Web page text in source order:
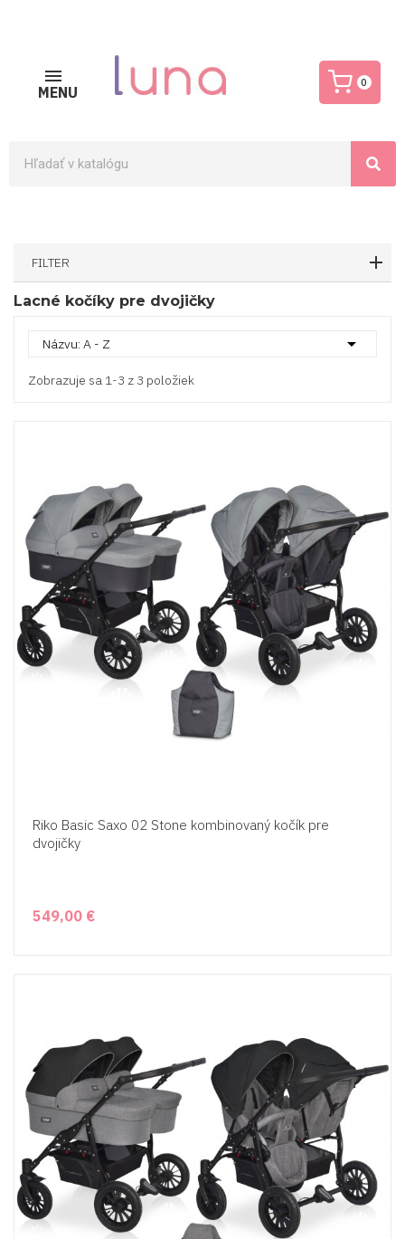
MENU
0
FILTER
Lacné kočíky pre dvojičky
Názvu: A - Z 
Zobrazuje sa 1-3 z 3 položiek
Riko Basic Saxo 02 Stone kombinovaný kočík pre
dvojičky
549,00 €